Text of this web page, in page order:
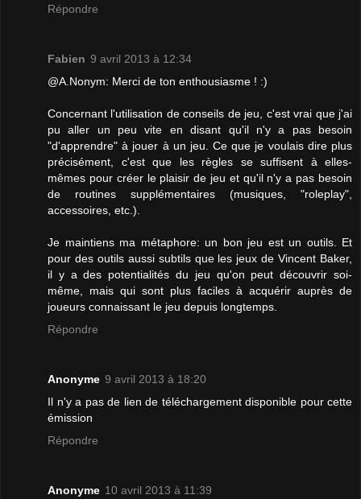
Répondre
Fabien 9 avril 2013 à 12:34
@A.Nonym: Merci de ton enthousiasme ! :)
Concernant l'utilisation de conseils de jeu, c'est vrai que j'ai
pu aller un peu vite en disant qu'il n'y a pas besoin
"d'apprendre" à jouer à un jeu. Ce que je voulais dire plus
précisément, c'est que les règles se suffisent à elles-
mêmes pour créer le plaisir de jeu et qu'il n'y a pas besoin
de routines supplémentaires (musiques, "roleplay",
accessoires, etc.).
Je maintiens ma métaphore: un bon jeu est un outils. Et
pour des outils aussi subtils que les jeux de Vincent Baker,
il y a des potentialités du jeu qu'on peut découvrir soi-
même, mais qui sont plus faciles à acquérir auprès de
joueurs connaissant le jeu depuis longtemps.
Répondre
Anonyme 9 avril 2013 à 18:20
Il n'y a pas de lien de téléchargement disponible pour cette
émission
Répondre
Anonyme 10 avril 2013 à 11:39